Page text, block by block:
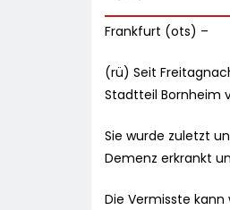
Frankfurt (ots) –
(rü) Seit
Stadtteil Bornheim
Sie wurde zuletzt
Demenz erkrankt
Die Vermisste